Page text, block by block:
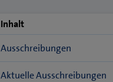
Inhalt
Ausschreibungen
Aktuelle Ausschreibungen